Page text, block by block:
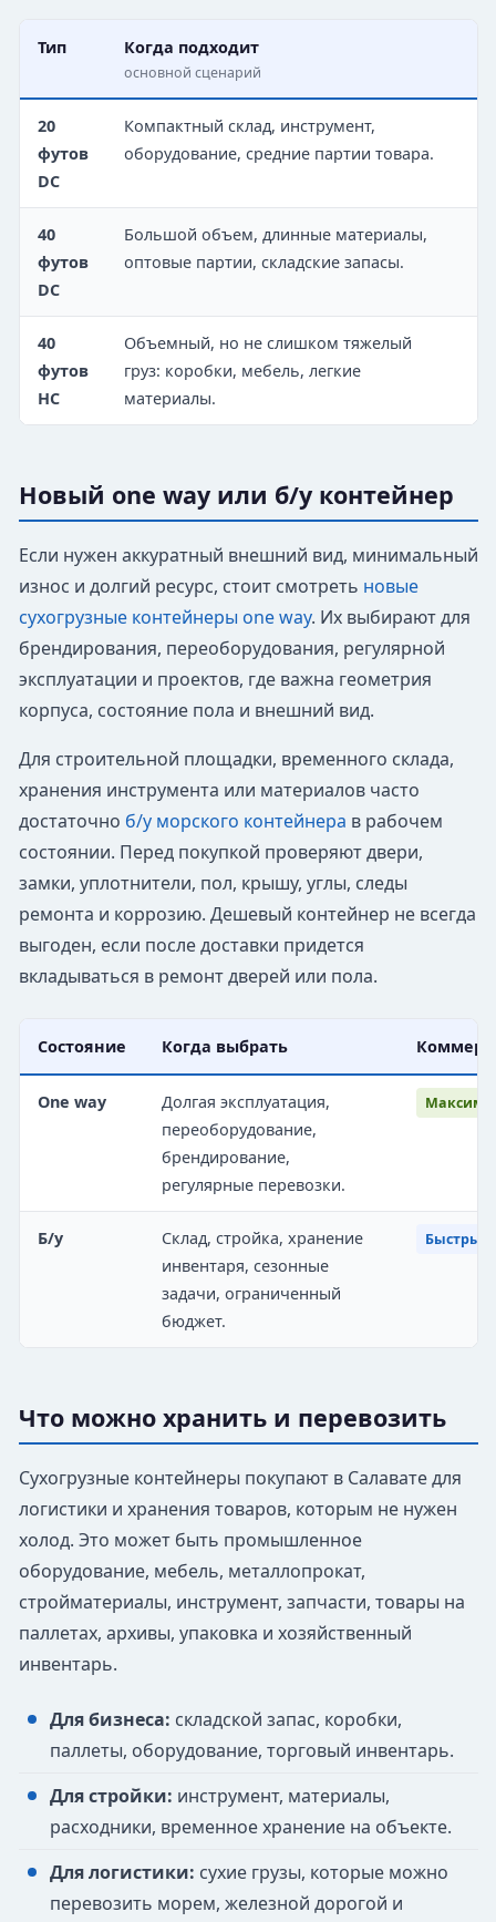
Тип Когда подходит
основной сценарий
20
футов
DC
Компактный склад, инструмент,
оборудование, средние партии товара.
40
футов
DC
Большой объем, длинные материалы,
оптовые партии, складские запасы.
40
футов
HC
Объемный, но не слишком тяжелый
груз: коробки, мебель, легкие
материалы.
Новый one way или б/у контейнер
Если нужен аккуратный внешний вид, минимальный
износ и долгий ресурс, стоит смотреть новые
сухогрузные контейнеры one way. Их выбирают для
брендирования, переоборудования, регулярной
эксплуатации и проектов, где важна геометрия
корпуса, состояние пола и внешний вид.
Для строительной площадки, временного склада,
хранения инструмента или материалов часто
достаточно б/у морского контейнера в рабочем
состоянии. Перед покупкой проверяют двери,
замки, уплотнители, пол, крышу, углы, следы
ремонта и коррозию. Дешевый контейнер не всегда
выгоден, если после доставки придется
вкладываться в ремонт дверей или пола.
Состояние Когда выбрать
One way
Долгая эксплуатация,
переоборудование,
брендирование,
регулярные перевозки.
Б/у
Склад, стройка, хранение
инвентаря, сезонные
задачи, ограниченный
бюджет.
Быстрый
Что можно хранить и перевозить
Сухогрузные контейнеры покупают в Салавате для
логистики и хранения товаров, которым не нужен
холод. Это может быть промышленное
оборудование, мебель, металлопрокат,
стройматериалы, инструмент, запчасти, товары на
паллетах, архивы, упаковка и хозяйственный
инвентарь.
Для бизнеса: складской запас, коробки,
паллеты, оборудование, торговый инвентарь.
Для стройки: инструмент, материалы,
расходники, временное хранение на объекте.
Для логистики: сухие грузы, которые можно
перевозить морем, железной дорогой и